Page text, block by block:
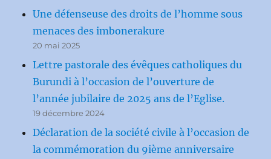
Une défenseuse des droits de l’homme sous
menaces des imbonerakure
20 mai 2025
Lettre pastorale des évêques catholiques du
Burundi à l’occasion de l’ouverture de
l’année jubilaire de 2025 ans de l’Eglise.
19 décembre 2024
Déclaration de la société civile à l’occasion de
la commémoration du 9ième anniversaire